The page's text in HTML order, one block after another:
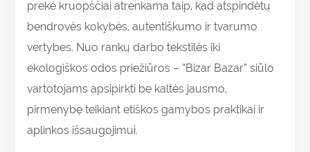
prekė kruopščiai atrenkama taip, kad atspindėtų
bendrovės kokybės, autentiškumo ir tvarumo
vertybes. Nuo rankų darbo tekstilės iki
ekologiškos odos priežiūros – “Bizar Bazar” siūlo
vartotojams apsipirkti be kaltės jausmo,
pirmenybę teikiant etiškos gamybos praktikai ir
aplinkos išsaugojimui.